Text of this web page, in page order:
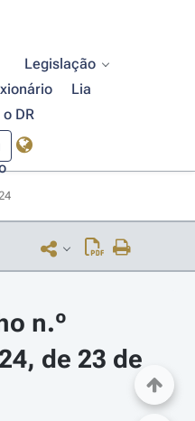
Legislação
Lia
DR
n.º
de 23 de